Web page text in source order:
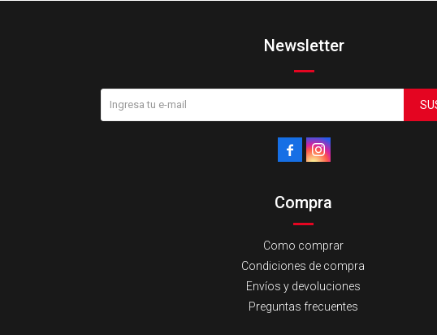
Compra
Como comprar
Condiciones de compra
Envíos y devoluciones
Preguntas frecuentes
Newsletter
 